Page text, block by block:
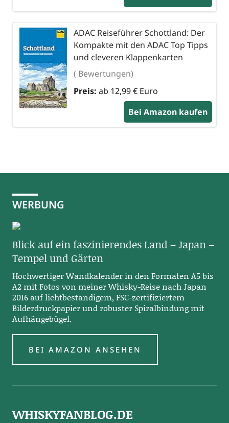
ADAC Reiseführer Schottland: Der
Kompakte mit den ADAC Top Tipps
und cleveren Klappenkarten
( Bewertungen)
Preis: ab 12,99 € Euro
Bei Amazon kaufen
WERBUNG
Blick auf ein faszinierendes Land – Japan –
Tempel und Gärten
Hochwertiger Wandkalender in den Formaten A5 bis
A2 mit Fotos von meiner Whisky-Reise nach Japan
2016 auf lichtbeständigem, FSC-zertifiziertem
Bilderdruckpapier und robuster Spiralbindung mit
Aufhängebügel.
BEI AMAZON ANSEHEN
WHISKYFANBLOG.DE